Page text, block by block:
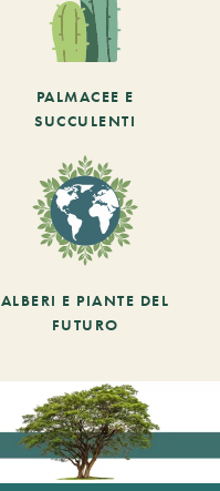
PALMACEE E
SUCCULENTI
ALBERI E PIANTE DEL
FUTURO